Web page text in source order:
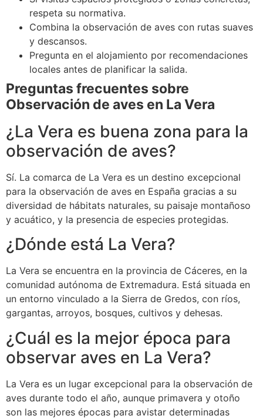
respeta su normativa.
Combina la observación de aves con rutas suaves
y descansos.
Pregunta en el alojamiento por recomendaciones
locales antes de planificar la salida.
Preguntas frecuentes sobre
Observación de aves en La Vera
¿La Vera es buena zona para la
observación de aves?
Sí. La comarca de La Vera es un destino excepcional
para la observación de aves en España gracias a su
diversidad de hábitats naturales, su paisaje montañoso
y acuático, y la presencia de especies protegidas.
¿Dónde está La Vera?
La Vera se encuentra en la provincia de Cáceres, en la
comunidad autónoma de Extremadura. Está situada en
un entorno vinculado a la Sierra de Gredos, con ríos,
gargantas, arroyos, bosques, cultivos y dehesas.
¿Cuál es la mejor época para
observar aves en La Vera?
La Vera es un lugar excepcional para la observación de
aves durante todo el año, aunque primavera y otoño
son las mejores épocas para avistar determinadas